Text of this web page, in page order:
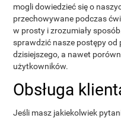
mogli dowiedzieć się o
przechowywane podczas
w prosty i zrozumiały
sprawdzić nasze postępy
dzisiejszego, a nawet
użytkowników.
Obsługa
Jeśli masz jakiekolwiek